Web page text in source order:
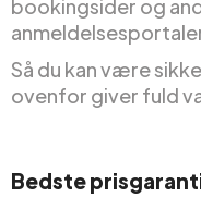
bookingsider og
Så du kan være
ovenfor giver fuld
Bedste